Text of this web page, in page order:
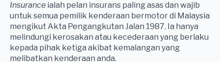
Insurance ialah pelan insurans paling asas dan wajib
untuk semua pemilik kenderaan bermotor di Malaysia
mengikut Akta Pengangkutan Jalan 1987. Ia hanya
melindungi kerosakan atau kecederaan yang berlaku
kepada pihak ketiga akibat kemalangan yang
melibatkan kenderaan anda.